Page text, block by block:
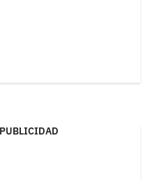
PUBLICIDAD